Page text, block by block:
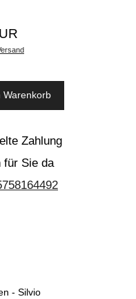
Warenkorb
Zahlung
für Sie da
- Silvio